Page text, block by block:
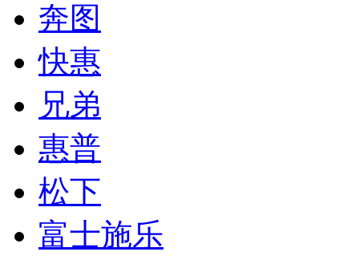
奔图
快惠
兄弟
惠普
松下
富士施乐